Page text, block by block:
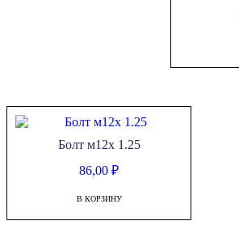
Болт м12х 1.25
86,00₽
В КОРЗИНУ